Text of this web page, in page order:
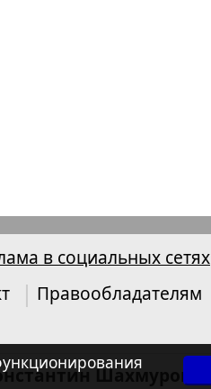
в социальных сетях
Правообладателям
Шахмуров